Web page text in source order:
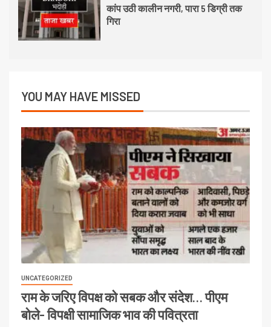
कांप उठी कालीन नगरी, पारा 5 डिग्री तक
गिरा
YOU MAY HAVE MISSED
UNCATEGORIZED
राम के जरिए विपक्ष को सबक और संदेश… पीएम
बोले- विपक्षी सामाजिक भाव की पवित्रता